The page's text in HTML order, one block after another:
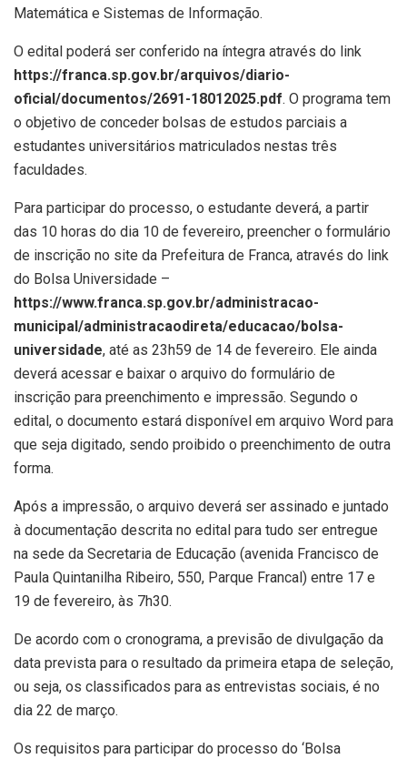
Matemática e Sistemas de Informação.
O edital poderá ser conferido na íntegra através do link
https://franca.sp.gov.br/arquivos/diario-
oficial/documentos/2691-18012025.pdf. O programa tem
o objetivo de conceder bolsas de estudos parciais a
estudantes universitários matriculados nestas três
faculdades.
Para participar do processo, o estudante deverá, a partir
das 10 horas do dia 10 de fevereiro, preencher o formulário
de inscrição no site da Prefeitura de Franca, através do link
do Bolsa Universidade –
https://www.franca.sp.gov.br/administracao-
municipal/administracaodireta/educacao/bolsa-
universidade, até as 23h59 de 14 de fevereiro. Ele ainda
deverá acessar e baixar o arquivo do formulário de
inscrição para preenchimento e impressão. Segundo o
edital, o documento estará disponível em arquivo Word para
que seja digitado, sendo proibido o preenchimento de outra
forma.
Após a impressão, o arquivo deverá ser assinado e juntado
à documentação descrita no edital para tudo ser entregue
na sede da Secretaria de Educação (avenida Francisco de
Paula Quintanilha Ribeiro, 550, Parque Francal) entre 17 e
19 de fevereiro, às 7h30.
De acordo com o cronograma, a previsão de divulgação da
data prevista para o resultado da primeira etapa de seleção,
ou seja, os classificados para as entrevistas sociais, é no
dia 22 de março.
Os requisitos para participar do processo do ‘Bolsa